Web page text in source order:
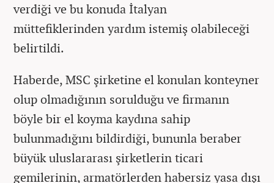
verdiği ve bu konuda İtalyan
müttefiklerinden yardım istemiş olabileceği
belirtildi.
Haberde, MSC şirketine el konulan konteyner
olup olmadığının sorulduğu ve firmanın
böyle bir el koyma kaydına sahip
bulunmadığını bildirdiği, bununla beraber
büyük uluslararası şirketlerin ticari
gemilerinin, armatörlerden habersiz yasa dışı